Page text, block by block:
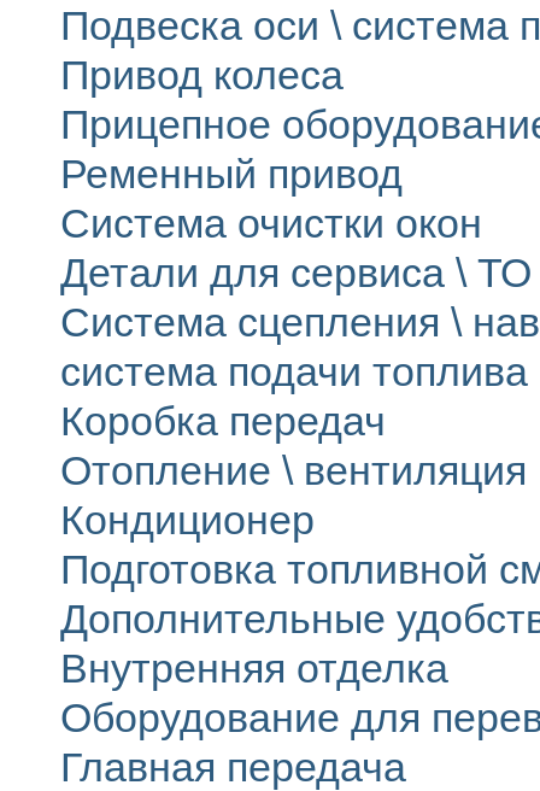
Подвеска оси \ система
Привод колеса
Прицепное
Ременный привод
Система очистки окон
Детали для сервиса \ ТО
Система сцепления \
система подачи топлива
Коробка передач
Отопление \ вентиляция
Кондиционер
Подготовка топливной
Дополнительные
Внутренняя отделка
Оборудование для
Главная передача